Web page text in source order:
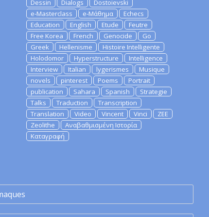
Dessin
Dialogs
Dostoievski
e-Masterclass
e-Μάθημα
Echecs
Education
English Etude
Feutre
Free Korea
French Genocide
Go
Greek
Hellenisme
Histoire Intelligente
Holodomor
Hyperstructure
Intelligence
Interview
Italian lygerismes
Musique
novels
pinterest Poems
Portrait
publication
Sahara Spanish
Strategie
Talks
Traduction
Transcription
Translation
Video Vincent Vinci
ZEE
Zeolithe
Αναβαθμισμένη Ιστορία
Καταγραφή